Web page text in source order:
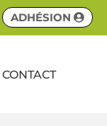
ADHÉSION
CONTACT